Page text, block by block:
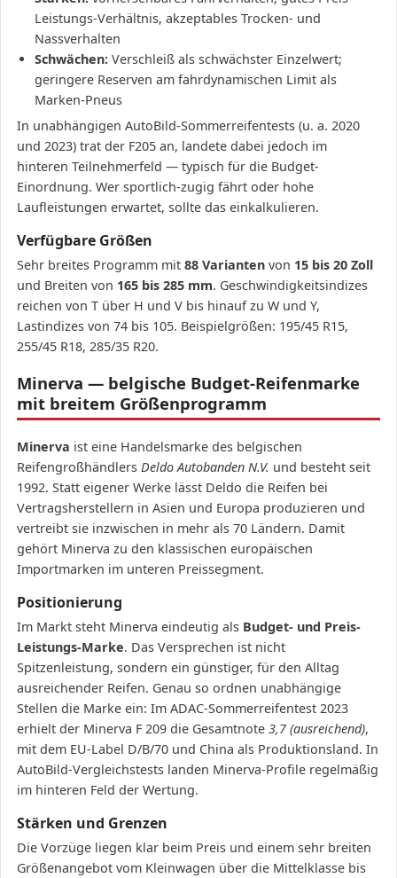
Leistungs-Verhältnis, akzeptables Trocken- und
Nassverhalten
Schwächen: Verschleiß als schwächster Einzelwert;
geringere Reserven am fahrdynamischen Limit als
Marken-Pneus
In unabhängigen AutoBild-Sommerreifentests (u. a. 2020
und 2023) trat der F205 an, landete dabei jedoch im
hinteren Teilnehmerfeld — typisch für die Budget-
Einordnung. Wer sportlich-zugig fährt oder hohe
Laufleistungen erwartet, sollte das einkalkulieren.
Verfügbare Größen
Sehr breites Programm mit 88 Varianten von 15 bis 20 Zoll
und Breiten von 165 bis 285 mm. Geschwindigkeitsindizes
reichen von T über H und V bis hinauf zu W und Y,
Lastindizes von 74 bis 105. Beispielgrößen: 195/45 R15,
255/45 R18, 285/35 R20.
Minerva — belgische Budget-Reifenmarke
mit breitem Größenprogramm
Minerva ist eine Handelsmarke des belgischen
Reifengroßhändlers Deldo Autobanden N.V. und besteht seit
1992. Statt eigener Werke lässt Deldo die Reifen bei
Vertragsherstellern in Asien und Europa produzieren und
vertreibt sie inzwischen in mehr als 70 Ländern. Damit
gehört Minerva zu den klassischen europäischen
Importmarken im unteren Preissegment.
Positionierung
Im Markt steht Minerva eindeutig als Budget- und Preis-
Leistungs-Marke. Das Versprechen ist nicht
Spitzenleistung, sondern ein günstiger, für den Alltag
ausreichender Reifen. Genau so ordnen unabhängige
Stellen die Marke ein: Im ADAC-Sommerreifentest 2023
erhielt der Minerva F 209 die Gesamtnote 3,7 (ausreichend),
mit dem EU-Label D/B/70 und China als Produktionsland. In
AutoBild-Vergleichstests landen Minerva-Profile regelmäßig
im hinteren Feld der Wertung.
Stärken und Grenzen
Die Vorzüge liegen klar beim Preis und einem sehr breiten
Größenangebot vom Kleinwagen über die Mittelklasse bis